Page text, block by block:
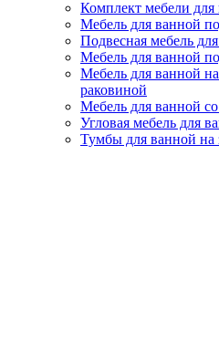
Комплект мебели для
Мебель для ванной
Подвесная мебель
Мебель для ванной
Мебель для ванной
раковиной
Мебель для ванной
Угловая мебель для
Тумбы для ванной на